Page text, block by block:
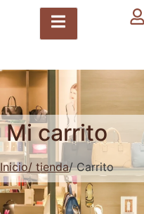
Mi carrito
Inicio/ tienda/ Carrito